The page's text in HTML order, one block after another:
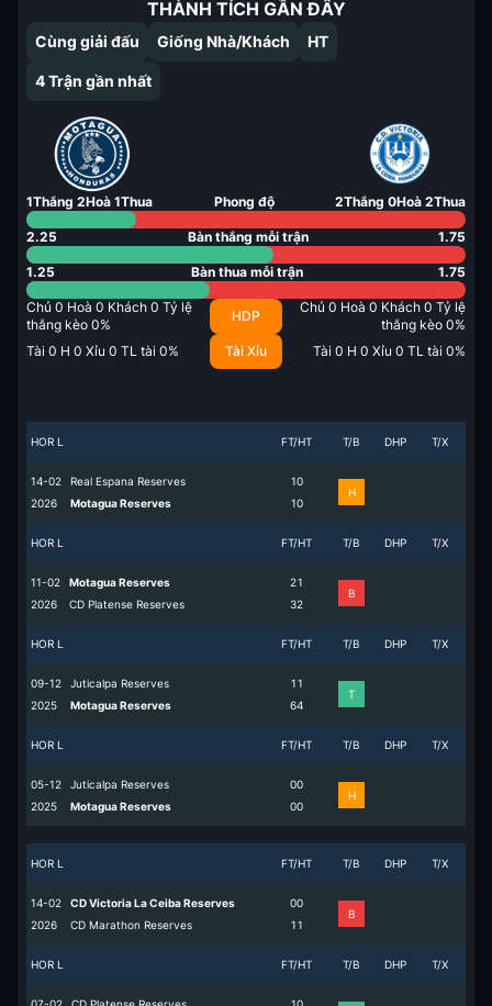
THÀNH TÍCH GẦN ĐÂY
Cùng giải đấu Giống Nhà/Khách HT
4Trận gần nhất
1Thắng 2Hoà 1Thua Phong độ 2Thắng 0Hoà 2Thua
2.25 Bàn thắng mỗi trận 1.75
1.25 Bàn thua mỗi trận 1.75
Chủ 0 Hoà 0 Khách 0 Tỷ lệ
thắng kèo 0%
HDP
Chủ 0 Hoà 0 Khách 0 Tỷ lệ
thắng kèo 0%
Tài 0 H 0 Xỉu 0 TL tài 0% Tài Xỉu Tài 0 H 0 Xỉu 0 TL tài 0%
HOR L FT/HT T/B DHP T/X
14-02
2026
Real Espana Reserves
Motagua Reserves
1
1
0
0
H
HOR L FT/HT T/B DHP T/X
11-02
2026
Motagua Reserves
CD Platense Reserves
2
3
1
2
B
HOR L FT/HT T/B DHP T/X
09-12
2025
Juticalpa Reserves
Motagua Reserves
1
6
1
4
T
HOR L FT/HT T/B DHP T/X
05-12
2025
Juticalpa Reserves
Motagua Reserves
0
0
0
0
H
HOR L FT/HT T/B DHP T/X
14-02
2026
CD Victoria La Ceiba Reserves
CD Marathon Reserves
0
1
0
1
B
HOR L FT/HT T/B DHP T/X